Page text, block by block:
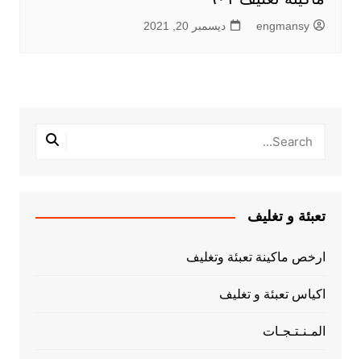
engmansy ديسمبر 20, 2021
تعبئة و تغليف
ارخص ماكينة تعبئة وتغليف
اكياس تعبئة و تغليف
المـنـتـجـات